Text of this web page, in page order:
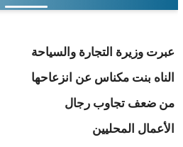
عبرت وزيرة التجارة والسياحة
الناه بنت مكناس عن انزعاحها
من ضعف تجاوب رجال
الأعمال المحليين